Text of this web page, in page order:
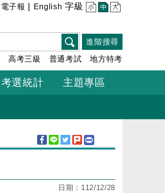
電子報 English 字級 小 中 大
進階搜尋
高考三級 普通考試 地方特考
考選統計 主題專區
日期： 112/12/28